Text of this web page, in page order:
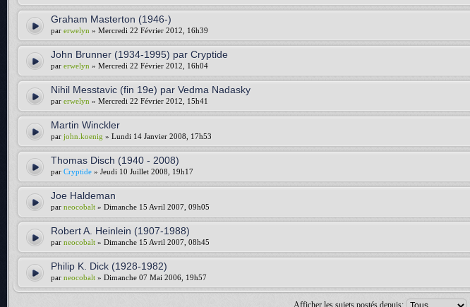
Graham Masterton (1946-)
par erwelyn » Mercredi 22 Février 2012, 16h39
John Brunner (1934-1995) par Cryptide
par erwelyn » Mercredi 22 Février 2012, 16h04
Nihil Messtavic (fin 19e) par Vedma Nadasky
par erwelyn » Mercredi 22 Février 2012, 15h41
Martin Winckler
par john.koenig » Lundi 14 Janvier 2008, 17h53
Thomas Disch (1940 - 2008)
par Cryptide » Jeudi 10 Juillet 2008, 19h17
Joe Haldeman
par neocobalt » Dimanche 15 Avril 2007, 09h05
Robert A. Heinlein (1907-1988)
par neocobalt » Dimanche 15 Avril 2007, 08h45
Philip K. Dick (1928-1982)
par neocobalt » Dimanche 07 Mai 2006, 19h57
Afficher les sujets postés depuis: